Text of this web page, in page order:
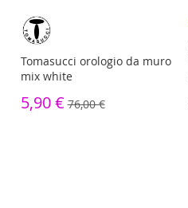
Tomasucci orologio da muro
mix white
5,90 € 76,00 €